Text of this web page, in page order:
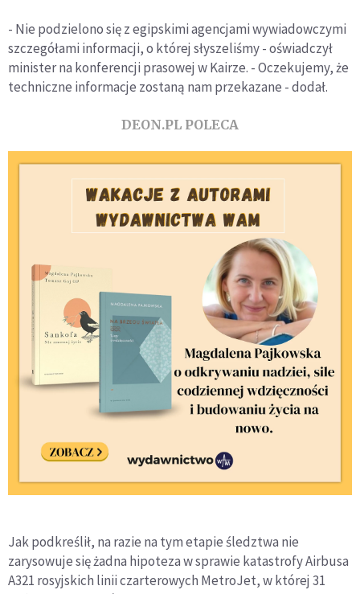
- Nie podzielono się z egipskimi agencjami wywiadowczymi
szczegółami informacji, o której słyszeliśmy - oświadczył
minister na konferencji prasowej w Kairze. - Oczekujemy, że
techniczne informacje zostaną nam przekazane - dodał.
DEON.PL POLECA
Jak podkreślił, na razie na tym etapie śledztwa nie
zarysowuje się żadna hipoteza w sprawie katastrofy Airbusa
A321 rosyjskich linii czarterowych MetroJet, w której 31